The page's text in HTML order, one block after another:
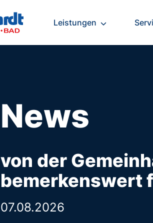
Leistungen
News
von der
bemerkenswert
07.08.2026